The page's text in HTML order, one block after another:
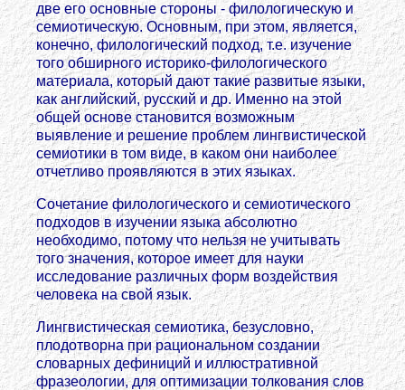
две его основные стороны - филологическую и
семиотическую. Основным, при этом, является,
конечно, филологический подход, т.е. изучение
того обширного историко-филологического
материала, который дают такие развитые языки,
как английский, русский и др. Именно на этой
общей основе становится возможным
выявление и решение проблем лингвистической
семиотики в том виде, в каком они наиболее
отчетливо проявляются в этих языках.
Сочетание филологического и семиотического
подходов в изучении языка абсолютно
необходимо, потому что нельзя не учитывать
того значения, которое имеет для науки
исследование различных форм воздействия
человека на свой язык.
Лингвистическая семиотика, безусловно,
плодотворна при рациональном создании
словарных дефиниций и иллюстративной
фразеологии, для оптимизации толкования слов